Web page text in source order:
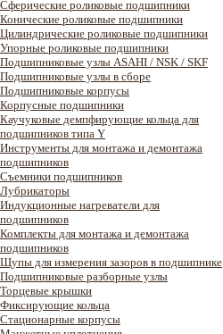
Сферические роликовые подшипники
Конические роликовые подшипники
Цилиндрические роликовые подшипники
Упорные роликовые подшипники
Подшипниковые узлы ASAHI / NSK / SKF
Подшипниковые узлы в сборе
Подшипниковые корпусы
Корпусные подшипники
Каучуковые демпфирующие кольца для
подшипников типа Y
Инструменты для монтажа и демонтажа
подшипников
Съемники подшипников
Лубрикаторы
Индукционные нагреватели для
подшипников
Комплекты для монтажа и демонтажа
подшипников
Щупы для измерения зазоров в подшипнике
Подшипниковые разборные узлы
Торцевые крышки
Фиксирующие кольца
Стационарные корпусы